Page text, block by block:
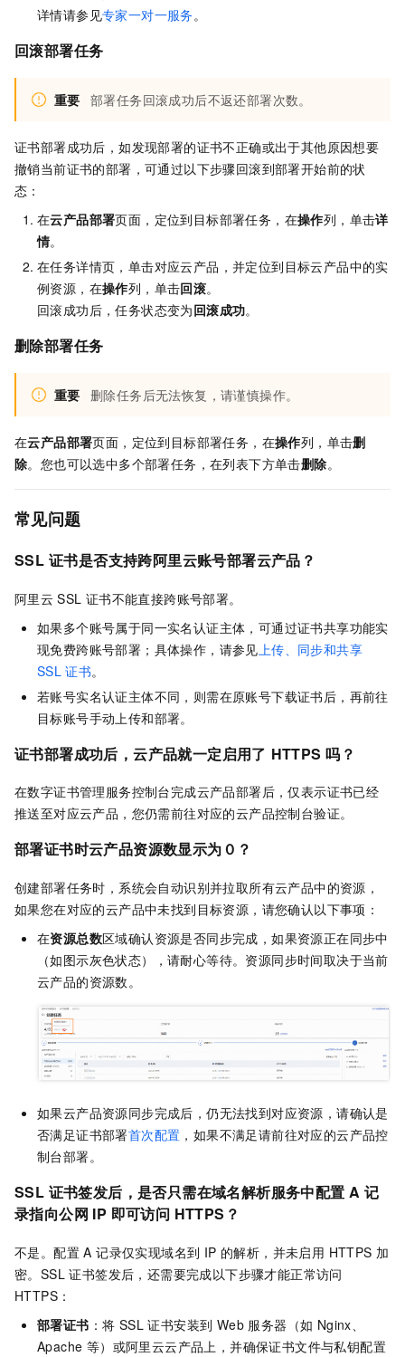
详情请参见专家一对一服务。
回滚部署任务
重要 部署任务回滚成功后不返还部署次数。
证书部署成功后，如发现部署的证书不正确或出于其他原因想要
撤销当前证书的部署，可通过以下步骤回滚到部署开始前的状
态：
在云产品部署页面，定位到目标部署任务，在操作列，单击详
情。
在任务详情页，单击对应云产品，并定位到目标云产品中的实
例资源，在操作列，单击回滚。
回滚成功后，任务状态变为回滚成功。
删除部署任务
重要 删除任务后无法恢复，请谨慎操作。
在云产品部署页面，定位到目标部署任务，在操作列，单击删
除。您也可以选中多个部署任务，在列表下方单击删除。
常见问题
SSL 证书是否支持跨阿里云账号部署云产品？
阿里云 SSL 证书不能直接跨账号部署。
如果多个账号属于同一实名认证主体，可通过证书共享功能实
现免费跨账号部署；具体操作，请参见 上传、同步和共享
SSL 证书。
若账号实名认证主体不同，则需在原账号下载证书后，再前往
目标账号手动上传和部署。
证书部署成功后，云产品就一定启用了 HTTPS 吗？
在数字证书管理服务控制台完成云产品部署后，仅表示证书已经
推送至对应云产品，您仍需前往对应的云产品控制台验证。
部署证书时云产品资源数显示为０？
创建部署任务时，系统会自动识别并拉取所有云产品中的资源，
如果您在对应的云产品中未找到目标资源，请您确认以下事项：
在资源总数区域确认资源是否同步完成，如果资源正在同步中
（如图示灰色状态），请耐心等待。资源同步时间取决于当前
云产品的资源数。
如果云产品资源同步完成后，仍无法找到对应资源，请确认是
否满足证书部署首次配置 ，如果不满足请前往对应的云产品控
制台部署。
SSL 证书签发后，是否只需在域名解析服务中配置 A 记
录指向公网 IP 即可访问 HTTPS？
不是。配置 A 记录仅实现域名到 IP 的解析，并未启用 HTTPS 加
密。SSL 证书签发后，还需要完成以下步骤才能正常访问
HTTPS：
部署证书 ：将 SSL 证书安装到 Web 服务器（如 Nginx、
Apache 等）或阿里云云产品上，并确保证书文件与私钥配置